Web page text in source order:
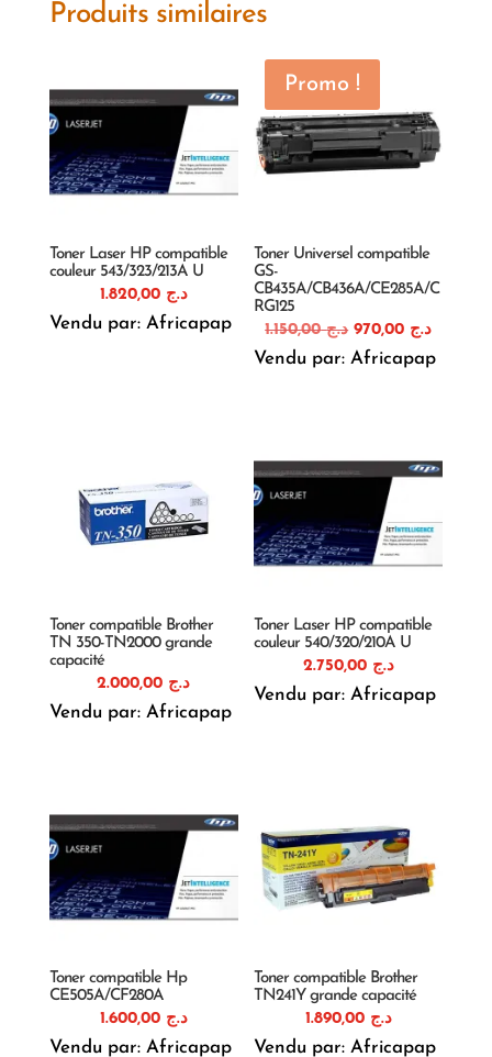
Produits similaires
Toner Laser HP compatible
couleur 543/323/213A U
د.ج 1.820,00
Vendu par: Africapap
Promo !
Toner Universel compatible
GS-
CB435A/CB436A/CE285A/C
RG125
د.ج1.150,00
Le
prix
د.جLe
prix
Vendu par: Africapap
Toner compatible Brother
TN 350-TN2000 grande
capacité
د.ج
Vendu par: Africapap
Toner Laser HP compatible
couleur 540/320/210A U
د.ج 2.750,00
Vendu par: Africapap
Toner compatible Hp
CE505A/CF280A
د.ج 1.600,00
Vendu par: Africapap
Toner compatible Brother
TN241Y grande capacité
د.ج 1.890,00
Vendu par: Africapap